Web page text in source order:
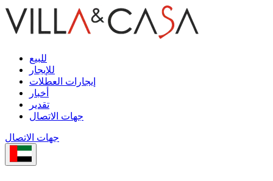
للبيع
للإيجار
إيجارات العطلات
أخبار
تقدير
جهات الاتصال
جهات الاتصال